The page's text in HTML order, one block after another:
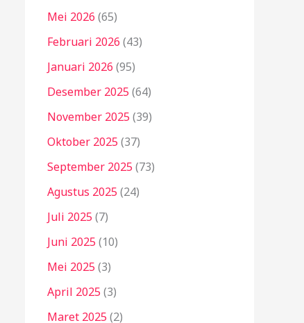
Mei 2026 (65)
Februari 2026 (43)
Januari 2026 (95)
Desember 2025 (64)
November 2025 (39)
Oktober 2025 (37)
September 2025 (73)
Agustus 2025 (24)
Juli 2025 (7)
Juni 2025 (10)
Mei 2025 (3)
April 2025 (3)
Maret 2025 (2)